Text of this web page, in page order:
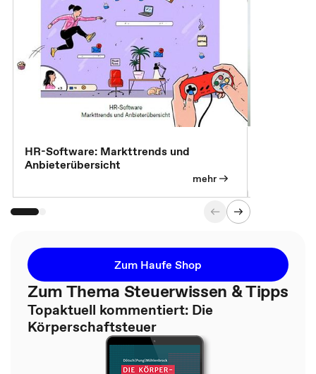
HR-Software: Markttrends und
Anbieterübersicht
mehr
Zum Haufe Shop
Zum Thema Steuerwissen & Tipps
Topaktuell kommentiert: Die
Körperschaftsteuer